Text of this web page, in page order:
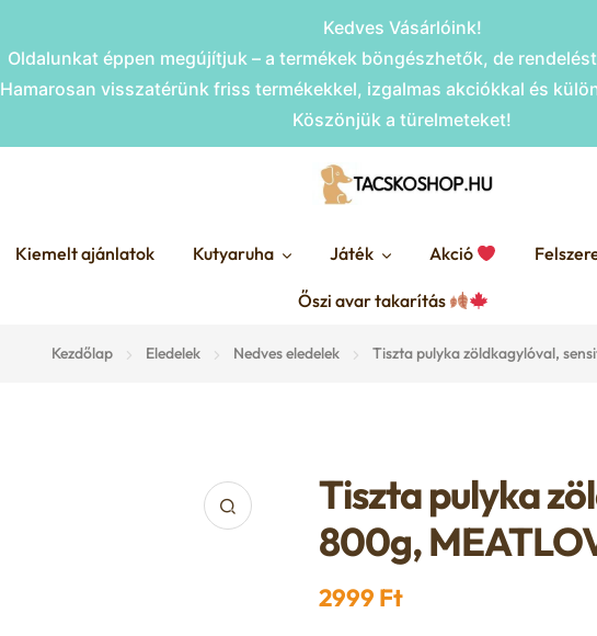
Kedves Vásárlóink!
Oldalunkat éppen megújítjuk – a termékek böngészhetők, de
Hamarosan visszatérünk friss termékekkel, izgalmas akciókkal és
Köszönjük a türelmeteket!
Kiemelt ajánlatok Kutyaruha Játék Akció
Őszi avar takarítás
Kezdőlap Eledelek Nedves eledelek Tiszta pulyka zöldkagylóval,
Tiszta pulyka
800g,
2999 Ft